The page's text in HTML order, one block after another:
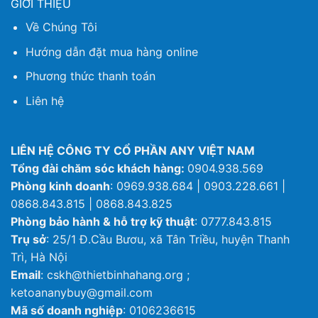
GIỚI THIỆU
Về Chúng Tôi
Hướng dẫn đặt mua hàng online
Phương thức thanh toán
Liên hệ
LIÊN HỆ CÔNG TY CỔ PHẦN ANY VIỆT NAM
Tổng đài chăm sóc khách hàng: 0904.938.569
Phòng kinh doanh: 0969.938.684 | 0903.228.661 |
0868.843.815 | 0868.843.825
Phòng bảo hành & hỗ trợ kỹ thuật: 0777.843.815
Trụ sở: 25/1 Đ.Cầu Bươu, xã Tân Triều, huyện Thanh
Trì, Hà Nội
Email: cskh@thietbinhahang.org ;
ketoananybuy@gmail.com
Mã số doanh nghiệp: 0106236615